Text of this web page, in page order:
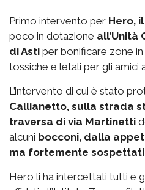
Primo intervento per Hero,
poco in dotazione all’Unità
di Asti per bonificare zone
tossiche e letali per gli amici
L’intervento di cui è stato
Callianetto, sulla strada
traversa di via Martinetti
alcuni bocconi, dalla
ma fortemente sospettati
Hero li ha intercettati tutti e